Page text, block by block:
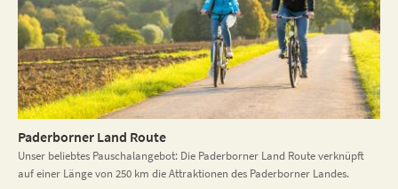
Paderborner Land Route
Unser beliebtes Pauschalangebot: Die Paderborner Land Route verknüpft
auf einer Länge von 250 km die Attraktionen des Paderborner Landes.